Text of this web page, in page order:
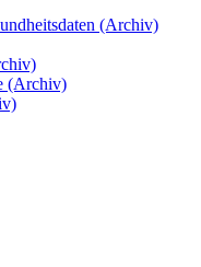
(Archiv)
(Archiv)